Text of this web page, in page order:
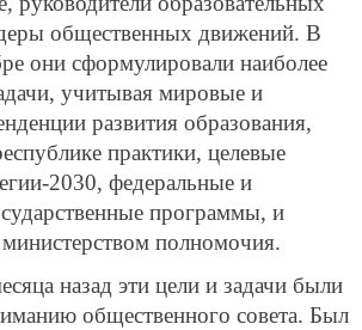
общественных движений. В
они сформулировали наиболее
учитывая мировые и
развития образования,
практики, целевые
2030, федеральные и
программы, и
министерством полномочия.
назад эти цели и задачи были
общественного совета. Был